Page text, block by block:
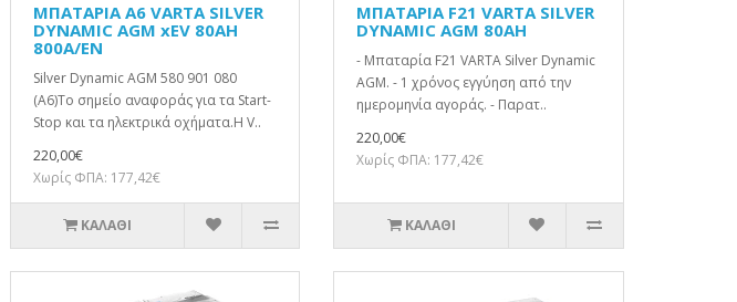
ΜΠΑΤΑΡΙΑ A6 VARTA SILVER
DYNAMIC AGM xEV 80AH
800A/EN
Silver Dynamic AGM 580 901 080
(A6)Το σημείο αναφοράς για τα Start-
Stop και τα ηλεκτρικά οχήματα.Η V..
220,00€
Χωρίς ΦΠΑ: 177,42€
ΚΑΛΆΘΙ
ΜΠΑΤΑΡΙΑ F21 VARTA SILVER
DYNAMIC AGM 80AH
- Μπαταρία F21 VARTA Silver Dynamic
AGM. - 1 χρόνος εγγύηση από την
ημερομηνία αγοράς. - Παρατ..
220,00€
Χωρίς ΦΠΑ: 177,42€
ΚΑΛΆΘΙ